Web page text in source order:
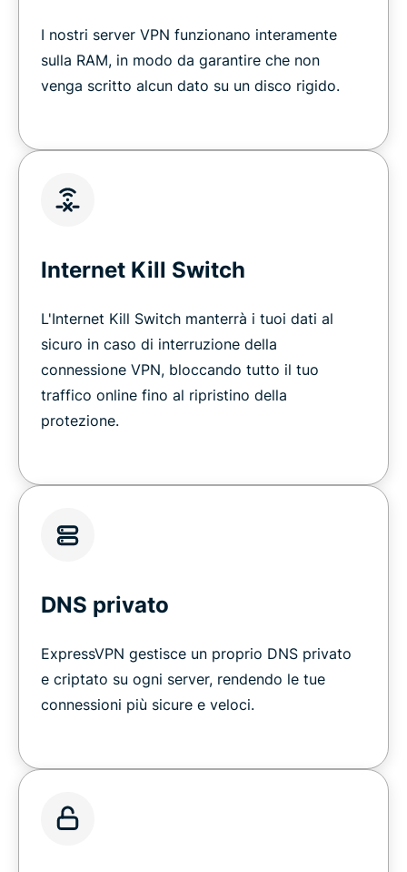
I nostri server VPN funzionano interamente
sulla RAM, in modo da garantire che non
venga scritto alcun dato su un disco rigido.
Internet Kill Switch
L'Internet Kill Switch manterrà i tuoi dati al
sicuro in caso di interruzione della
connessione VPN, bloccando tutto il tuo
traffico online fino al ripristino della
protezione.
DNS privato
ExpressVPN gestisce un proprio DNS privato
e criptato su ogni server, rendendo le tue
connessioni più sicure e veloci.